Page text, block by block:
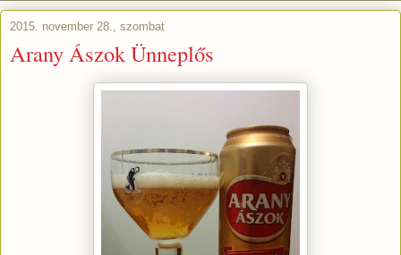
2015. november 28., szombat
Arany Ászok Ünneplős